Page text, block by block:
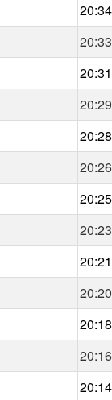
20:34
20:33
20:31
20:29
20:28
20:26
20:25
20:23
20:21
20:20
20:18
20:16
20:14